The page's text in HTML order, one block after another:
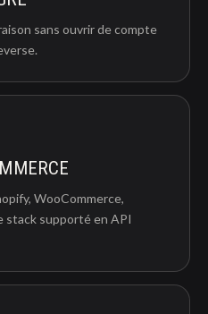
sans ouvrir de compte
WooCommerce,
stack supporté en API